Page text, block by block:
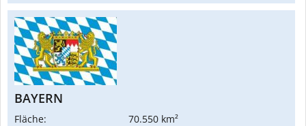
BAYERN
Fläche:
70.550 km²